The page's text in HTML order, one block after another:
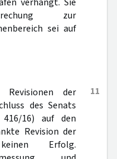
zur
sei auf
11
der
des Senats
16) auf den
Revision der
Erfolg.